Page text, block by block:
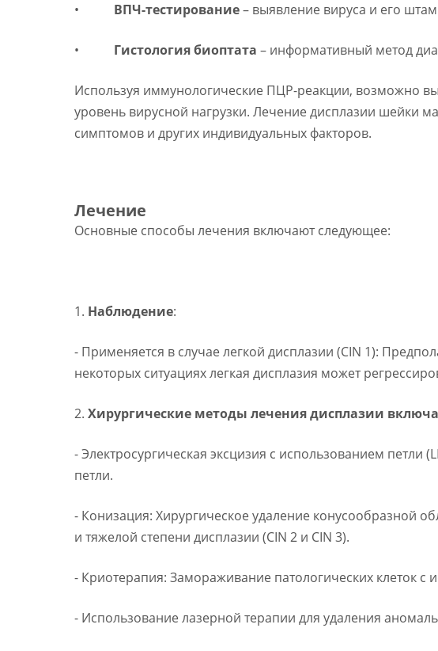
• ВПЧ-тестирование– выявление вируса и его
• Гистология биоптата – информативный метод
Используя иммунологические ПЦР-реакции, возможно
уровень вирусной нагрузки. Лечение дисплазии шейки
симптомов и других индивидуальных факторов.
Лечение
Основные способы лечения включают следующее:
1. Наблюдение:
- Применяется в случае легкой дисплазии (CIN 1):
некоторых ситуациях легкая дисплазия может
2. Хирургические методы лечения дисплазии
- Электросургическая эксцизия с использованием петли
петли.
- Конизация: Хирургическое удаление конусообразной
и тяжелой степени дисплазии (CIN 2 и CIN 3).
- Криотерапия: Замораживание патологических клеток
- Использование лазерной терапии для удаления